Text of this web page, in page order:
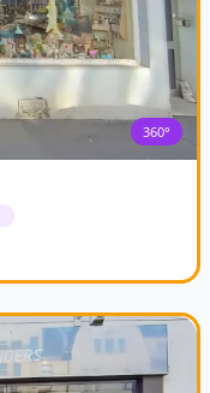
360°